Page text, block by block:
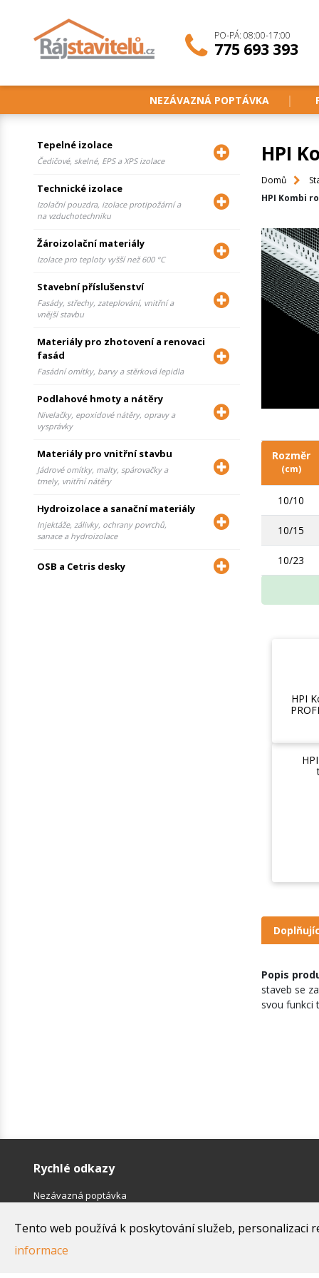
Tento web používá k poskytování služeb, personalizaci
informace
PO-PÁ: 08:00-17:00
775 693 393
NEZÁVAZNÁ POPTÁVKA
Tepelné izolace
Čedičové, skelné, EPS a XPS izolace
Technické izolace
Izolační pouzdra, izolace protipožární a
na vzduchotechniku
Žároizolační materiály
Izolace pro teploty vyšší než 600 °C
Stavební příslušenství
Fasády, střechy, zateplování, vnitřní a
vnější stavbu
Materiály pro zhotovení a renovaci
fasád
Fasádní omítky, barvy a stěrková lepidla
Podlahové hmoty a nátěry
Nivelačky, epoxidové nátěry, opravy a
vysprávky
Materiály pro vnitřní stavbu
Jádrové omítky, malty, spárovačky a
tmely, vnitřní nátěry
Hydroizolace a sanační materiály
Injektáže, zálivky, ochrany povrchů,
sanace a hydroizolace
OSB a Cetris desky
HPI
Domů
HPI Kombi
Rozměr
(cm)
10/10
10/15
10/23
HPI
Popis
staveb se
svou funkci
Rychlé odkazy
Nezávazná poptávka
Obchodní podmínky
Kontakty